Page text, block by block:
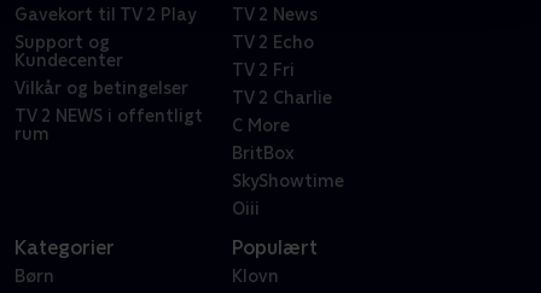
Gavekort til TV 2 Play
Support og
Kundecenter
Vilkår og betingelser
TV 2 NEWS i offentligt
rum
TV 2 News
TV 2 Echo
TV 2 Fri
TV 2 Charlie
C More
BritBox
SkyShowtime
Oiii
Kategorier
Børn
Populært
Klovn